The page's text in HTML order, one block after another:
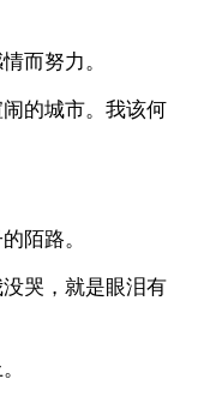
而努力。
的城市。我该何
陌路。
哭，就是眼泪有